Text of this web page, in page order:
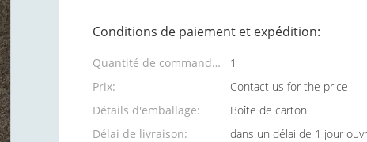
Conditions de paiement et expédition:
Quantité de commande
min:
1
Prix:
Contact us for the price
Détails d'emballage:
Boîte de carton
Délai de livraison:
dans un délai de 1 jour